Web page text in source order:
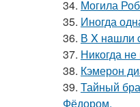
34. Могила
35. Иногда
36. В X нaшли
37. Никогда не
38. Кэмерон
39. Тайный
Фёдором.